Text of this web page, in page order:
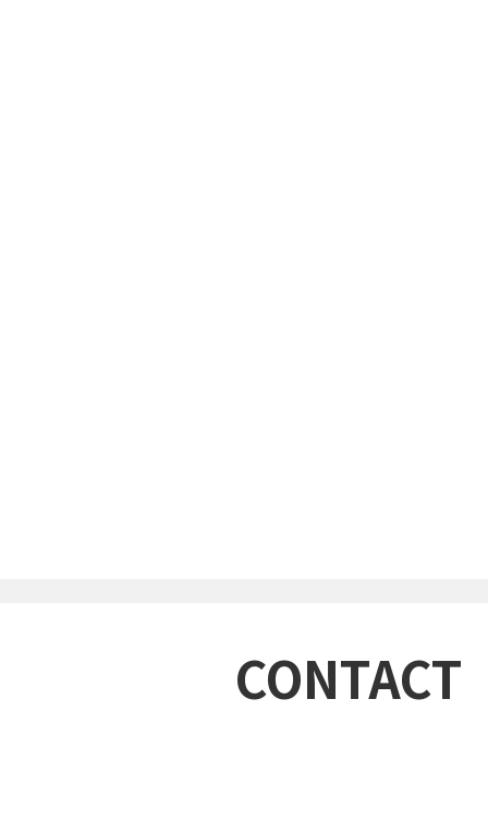
CONTACT